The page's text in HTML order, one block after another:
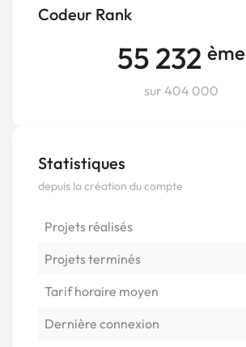
Codeur Rank
55 232 ème
sur 404 000
Statistiques
depuis la création du compte
Projets réalisés
Projets terminés
Tarif horaire moyen
Dernière connexion